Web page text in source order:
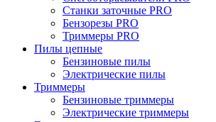
Станки заточные PRO
Бензорезы PRO
Триммеры PRO
Пилы цепные
Бензиновые пилы
Электрические пилы
Триммеры
Бензиновые триммеры
Электрические триммеры